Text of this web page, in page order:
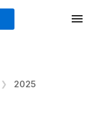
2025